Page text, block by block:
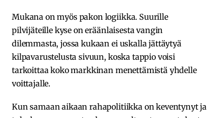
Mukana on myös pakon logiikka. Suurille
pilvijäteille kyse on eräänlaisesta vangin
dilemmasta, jossa kukaan ei uskalla jättäytyä
kilpavarustelusta sivuun, koska tappio voisi
tarkoittaa koko markkinan menettämistä yhdelle
voittajalle.
Kun samaan aikaan rahapolitiikka on keventynyt ja